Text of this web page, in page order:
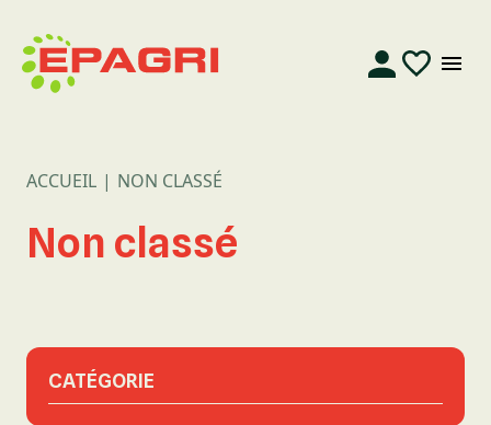
ACCUEIL NON CLASSÉ
Non classé
CATÉGORIE